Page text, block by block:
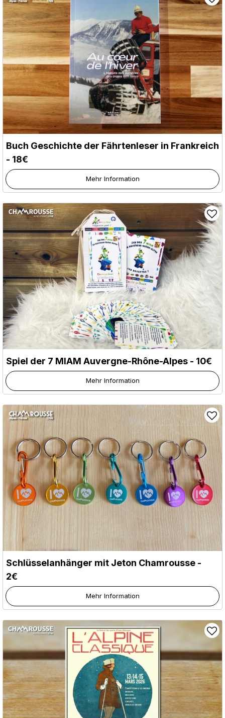
Buch Geschichte der Fährtenleser in Frankreich
- 18€
Mehr Information
Spiel der 7 MIAM Auvergne-Rhône-Alpes - 10€
Mehr Information
Schlüsselanhänger mit Jeton Chamrousse -
2€
Mehr Information